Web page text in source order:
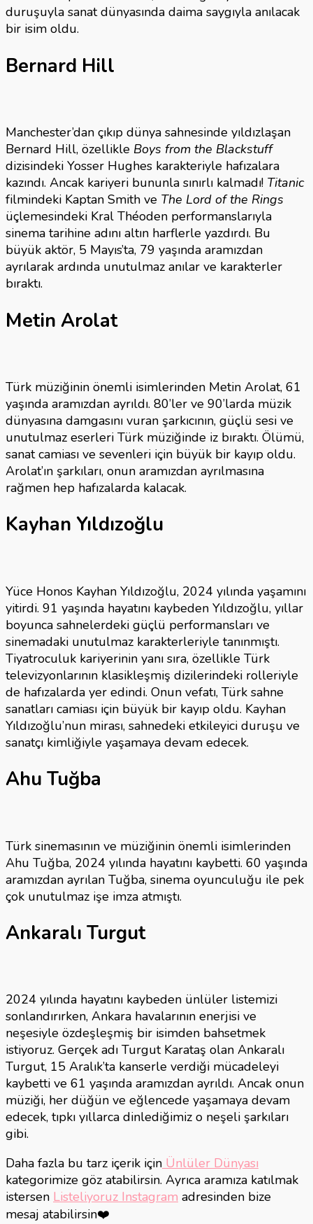
duruşuyla sanat dünyasında daima saygıyla anılacak
bir isim oldu.
Bernard Hill
Manchester’dan çıkıp dünya sahnesinde yıldızlaşan
Bernard Hill, özellikle Boys from the Blackstuff
dizisindeki Yosser Hughes karakteriyle hafızalara
kazındı. Ancak kariyeri bununla sınırlı kalmadı! Titanic
filmindeki Kaptan Smith ve The Lord of the Rings
üçlemesindeki Kral Théoden performanslarıyla
sinema tarihine adını altın harflerle yazdırdı. Bu
büyük aktör, 5 Mayıs’ta, 79 yaşında aramızdan
ayrılarak ardında unutulmaz anılar ve karakterler
bıraktı.
Metin Arolat
Türk müziğinin önemli isimlerinden Metin Arolat, 61
yaşında aramızdan ayrıldı. 80’ler ve 90’larda müzik
dünyasına damgasını vuran şarkıcının, güçlü sesi ve
unutulmaz eserleri Türk müziğinde iz bıraktı. Ölümü,
sanat camiası ve sevenleri için büyük bir kayıp oldu.
Arolat’ın şarkıları, onun aramızdan ayrılmasına
rağmen hep hafızalarda kalacak.
Kayhan Yıldızoğlu
Yüce Honos Kayhan Yıldızoğlu, 2024 yılında yaşamını
yitirdi. 91 yaşında hayatını kaybeden Yıldızoğlu, yıllar
boyunca sahnelerdeki güçlü performansları ve
sinemadaki unutulmaz karakterleriyle tanınmıştı.
Tiyatroculuk kariyerinin yanı sıra, özellikle Türk
televizyonlarının klasikleşmiş dizilerindeki rolleriyle
de hafızalarda yer edindi. Onun vefatı, Türk sahne
sanatları camiası için büyük bir kayıp oldu. Kayhan
Yıldızoğlu’nun mirası, sahnedeki etkileyici duruşu ve
sanatçı kimliğiyle yaşamaya devam edecek.
Ahu Tuğba
Türk sinemasının ve müziğinin önemli isimlerinden
Ahu Tuğba, 2024 yılında hayatını kaybetti. 60 yaşında
aramızdan ayrılan Tuğba, sinema oyunculuğu ile pek
çok unutulmaz işe imza atmıştı.
Ankaralı Turgut
2024 yılında hayatını kaybeden ünlüler listemizi
sonlandırırken, Ankara havalarının enerjisi ve
neşesiyle özdeşleşmiş bir isimden bahsetmek
istiyoruz. Gerçek adı Turgut Karataş olan Ankaralı
Turgut, 15 Aralık’ta kanserle verdiği mücadeleyi
kaybetti ve 61 yaşında aramızdan ayrıldı. Ancak onun
müziği, her düğün ve eğlencede yaşamaya devam
edecek, tıpkı yıllarca dinlediğimiz o neşeli şarkıları
gibi.
Daha fazla bu tarz içerik için Ünlüler Dünyası
kategorimize göz atabilirsin. Ayrıca aramıza katılmak
istersen Listeliyoruz Instagram adresinden bize
mesaj atabilirsin❤️